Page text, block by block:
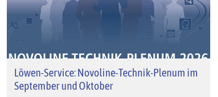
Löwen-Service: Novoline-Technik-Plenum im
September und Oktober